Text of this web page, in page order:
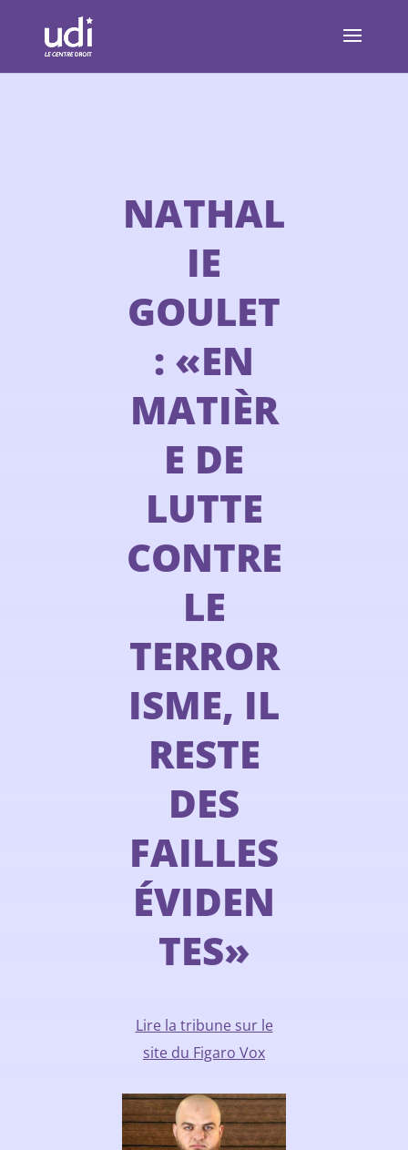
NATHAL
IE
GOULET
: «EN
MATIÈR
E DE
LUTTE
CONTRE
LE
TERROR
ISME, IL
RESTE
DES
FAILLES
ÉVIDEN
TES»
Lire la tribune sur le
site du Figaro Vox